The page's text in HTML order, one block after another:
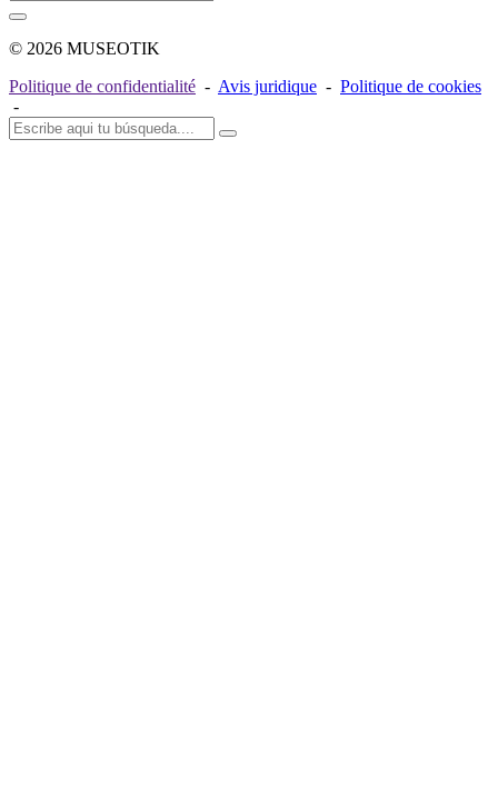
© 2026 MUSEOTIK
Politique de confidentialité - Avis juridique - Politique de cookies
-